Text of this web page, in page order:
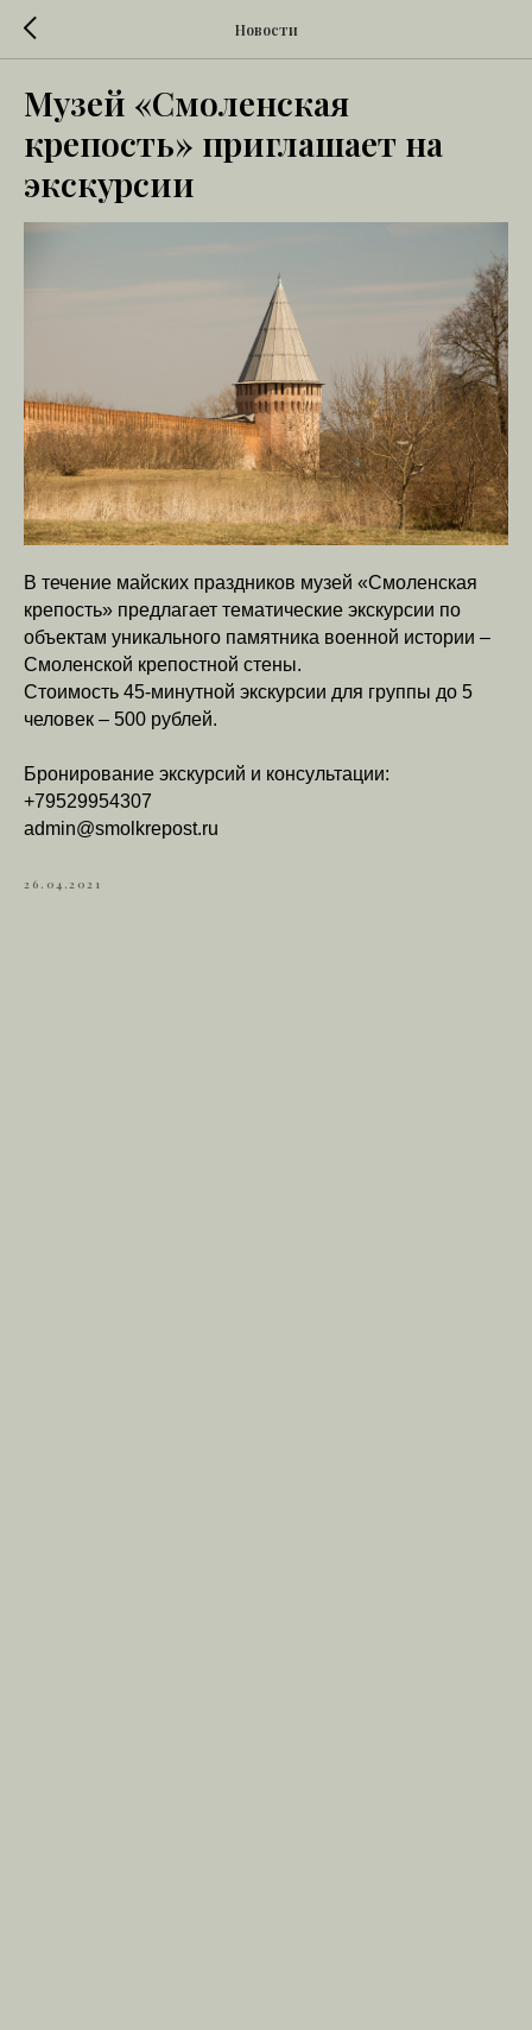
Новости
Музей «Смоленская
крепость» приглашает на
экскурсии
В течение майских праздников музей «Смоленская
крепость» предлагает тематические экскурсии по
объектам уникального памятника военной истории –
Смоленской крепостной стены.
Стоимость 45-минутной экскурсии для группы до 5
человек – 500 рублей.
Бронирование экскурсий и консультации:
+79529954307
admin@smolkrepost.ru
26.04.2021